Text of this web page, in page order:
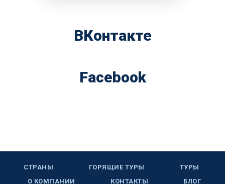
ВКонтакте
Facebook
СТРАНЫ ГОРЯЩИЕ ТУРЫ
ТУРЫ
О КОМПАНИИ
КОНТАКТЫ БЛОГ